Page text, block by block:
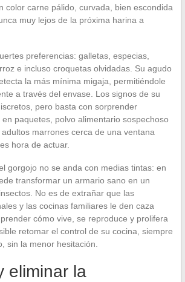
color carne pálido, curvada, bien escondida
muy lejos de la próxima harina a
preferencias: galletas, especias,
e incluso croquetas olvidadas. Su agudo
la más mínima migaja, permitiéndole
a través del envase. Los signos de su
pero basta con sorprender
paquetes, polvo alimentario sospechoso
marrones cerca de una ventana
hora de actuar.
gorgojo no se anda con medias tintas: en
transformar un armario sano en un
No es de extrañar que las
y las cocinas familiares le den caza
cómo vive, se reproduce y prolifera
retomar el control de su cocina, siempre
sin la menor hesitación.
eliminar la